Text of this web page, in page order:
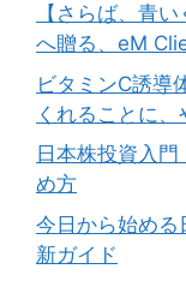
【さらば、青
へ贈る、eM
ビタミンC誘導
くれることに
日本株投資入
め方
今日から始め
新ガイド